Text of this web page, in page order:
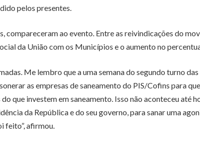
pelos presentes.
ao evento. Entre as reivindicações do
da União com os Municípios e o aumento no
Me lembro que a uma semana do segundo turno das
as empresas de saneamento do PIS/Cofins para
que investem em saneamento. Isso não aconteceu até
da República e do seu governo, para sanar uma
feito”, afirmou.